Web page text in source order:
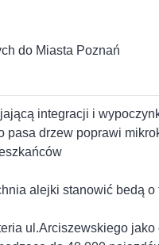
do Miasta Poznań
integracji i
drzew poprawi
alejki stanowić bedą
ul.Arciszewskiego